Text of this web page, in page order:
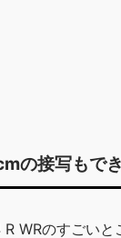
の接写もで
R WRのすごい